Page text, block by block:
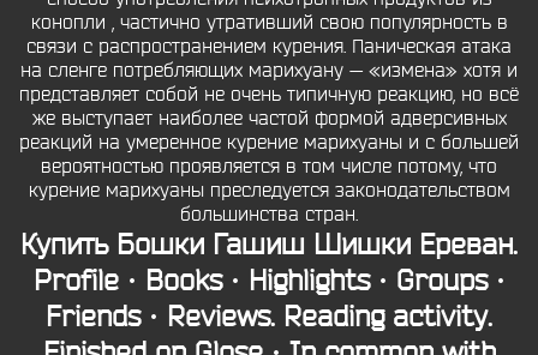
конопли , частично утративший свою популярность в
связи с распространением курения. Паническая атака
на сленге потребляющих марихуану — «измена» хотя и
представляет собой не очень типичную реакцию, но всё
же выступает наиболее частой формой адверсивных
реакций на умеренное курение марихуаны и с большей
вероятностью проявляется в том числе потому, что
курение марихуаны преследуется законодательством
большинства стран.
Купить Бошки Гашиш Шишки Ереван.
Profile · Books · Highlights · Groups ·
Friends · Reviews. Reading activity.